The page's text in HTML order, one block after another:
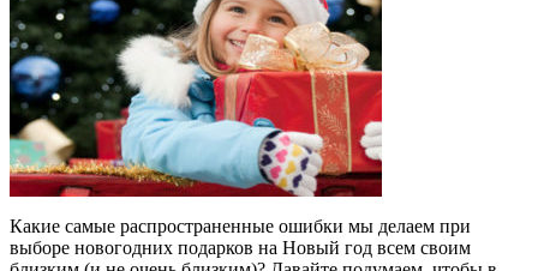
Какие самые распространенные ошибки мы делаем при
выборе новогодних подарков на Новый год всем своим